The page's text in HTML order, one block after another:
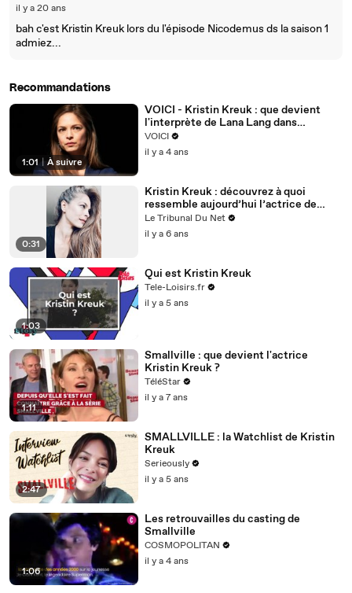
il y a 20 ans
bah c'est Kristin Kreuk lors du l'épisode Nicodemus ds la saison 1
admiez...
Recommandations
1:01 | À suivre
VOICI - Kristin Kreuk : que devient
l'interprète de Lana Lang dans
Smallville ?
VOICI
il y a 4 ans
0:31
Kristin Kreuk : découvrez à quoi
ressemble aujourd’hui l’actrice de
Smallville ? Bluffant !
Le Tribunal Du Net
il y a 6 ans
1:03
Qui est Kristin Kreuk
Tele-Loisirs.fr
il y a 5 ans
1:11
Smallville : que devient l'actrice
Kristin Kreuk ?
TéléStar
il y a 7 ans
2:47
SMALLVILLE : la Watchlist de Kristin
Kreuk
Serieously
il y a 5 ans
1:06
Les retrouvailles du casting de
Smallville
COSMOPOLITAN
il y a 4 ans